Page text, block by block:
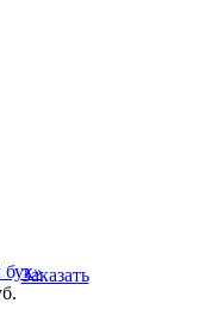
Заказать